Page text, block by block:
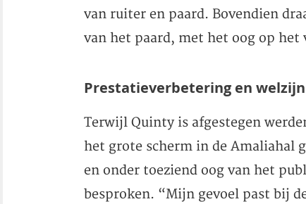
van ruiter en paard. Bovendien
van het paard, met het oog op het
Prestatieverbetering en welzijn
Terwijl Quinty is afgestegen
het grote scherm in de Amaliahal
en onder toeziend oog van het
besproken. “Mijn gevoel past bij